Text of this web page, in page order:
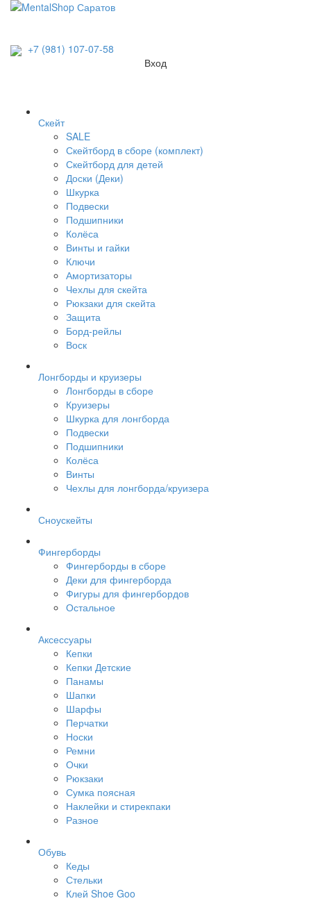
+7 (981) 107-07-58
Вход
Скейт
SALE
Скейтборд в сборе (комплект)
Скейтборд для детей
Доски (Деки)
Шкурка
Подвески
Подшипники
Колёса
Винты и гайки
Ключи
Амортизаторы
Чехлы для скейта
Рюкзаки для скейта
Защита
Борд-рейлы
Воск
Лонгборды и круизеры
Лонгборды в сборе
Круизеры
Шкурка для лонгборда
Подвески
Подшипники
Колёса
Винты
Чехлы для лонгборда/круизера
Сноускейты
Фингерборды
Фингерборды в сборе
Деки для фингерборда
Фигуры для фингербордов
Остальное
Аксессуары
Кепки
Кепки Детские
Панамы
Шапки
Шарфы
Перчатки
Носки
Ремни
Очки
Рюкзаки
Сумка поясная
Наклейки и стирекпаки
Разное
Обувь
Кеды
Стельки
Клей Shoe Goo